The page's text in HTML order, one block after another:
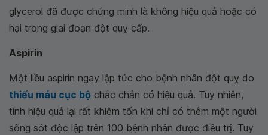
glycerol đã được chứng minh là không hiệu quả hoặc có
hại trong giai đoạn đột quỵ cấp.
Aspirin
Một liều aspirin ngay lập tức cho bệnh nhân đột quỵ do
thiếu máu cục bộ chắc chắn có hiệu quả. Tuy nhiên,
tính hiệu quả lại rất khiêm tốn khi chỉ có thêm một người
sống sót độc lập trên 100 bệnh nhân được điều trị. Tuy